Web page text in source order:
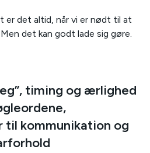
det altid, når vi er nødt til at
det kan godt lade sig gøre.
timing og ærlighed
til kommunikation og